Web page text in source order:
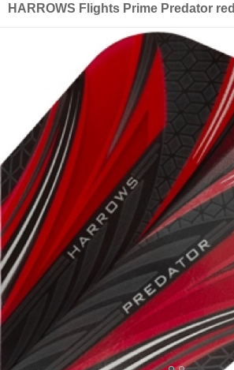
HARROWS Flights Prime Predator red